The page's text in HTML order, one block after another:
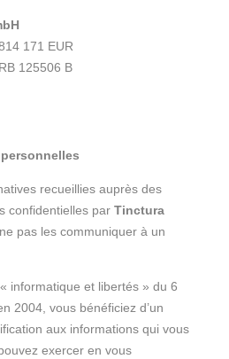
171 EUR
125506 B
recueillies auprès des
confidentielles par Tinctura
pas les communiquer à un
informatique et libertés » du 6
2004, vous bénéficiez d’un
aux informations qui vous
exercer en vous